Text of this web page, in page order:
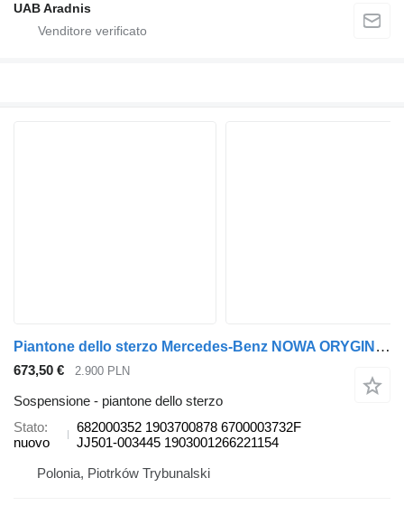
UAB Aradnis
Piantone dello sterzo Mercedes-Benz NOWA ORYGINALNA Przekładnia kierownicza Maglownica Mercedes A-kl 682000352 per automobile
673,50 € 2.900 PLN
Sospensione - piantone dello sterzo
Stato
nuovo
682000352 1903700878 6700003732F
JJ501-003445 1903001266221154
Polonia, Piotrków Trybunalski